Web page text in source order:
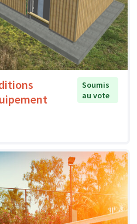
Soumis
au vote